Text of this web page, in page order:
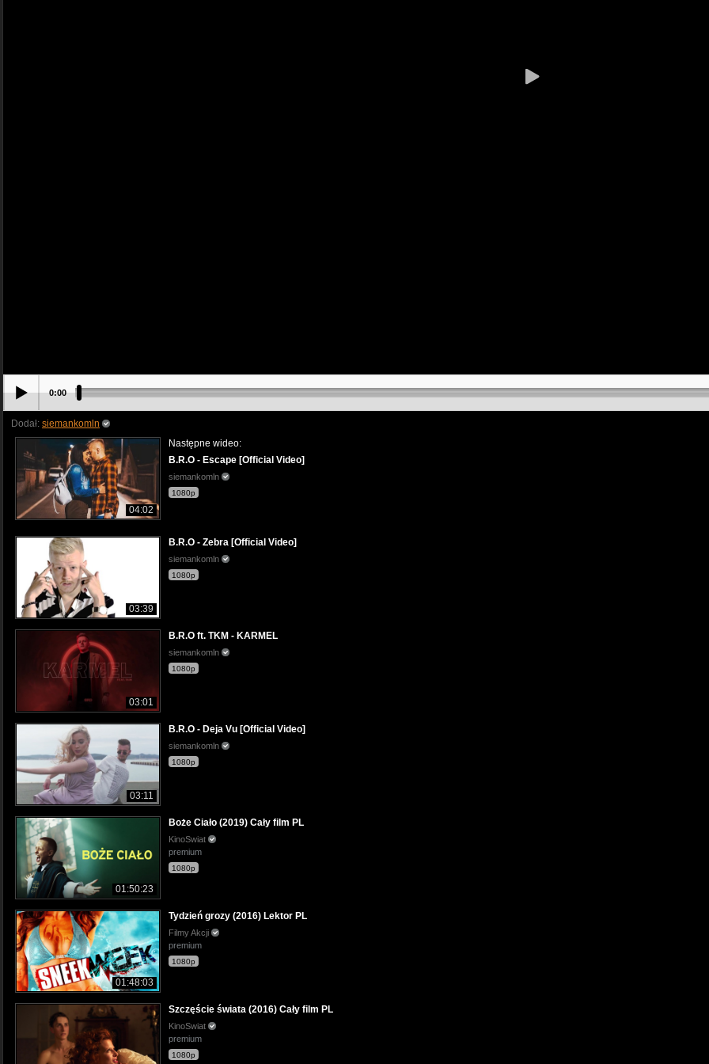
0:00
Dodał: siemankomln
04:02
Następne wideo:
B.R.O - Escape [Official Video]
siemankomln
1080p
03:39
B.R.O - Zebra [Official Video]
siemankomln
1080p
03:01
B.R.O ft. TKM - KARMEL
siemankomln
1080p
03:11
B.R.O - Deja Vu [Official Video]
siemankomln
1080p
01:50:23
Boże Ciało (2019) Cały film PL
KinoSwiat
premium
1080p
01:48:03
Tydzień grozy (2016) Lektor PL
Filmy Akcji
premium
1080p
Szczęście świata (2016) Cały film PL
KinoSwiat
premium
1080p